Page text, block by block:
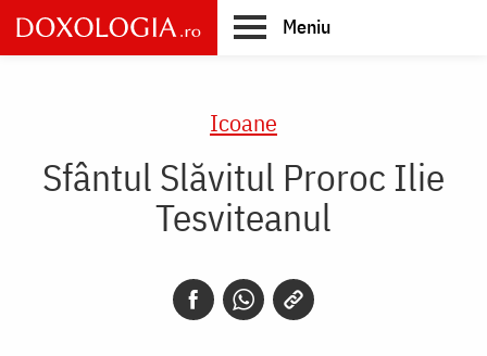
Skip
to
main
Meniu
Icoane
Sfântul Slăvitul Proroc Ilie
Tesviteanul